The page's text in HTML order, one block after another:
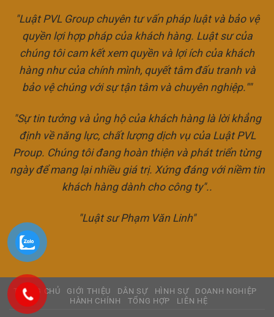
"Luật PVL Group chuyên tư vấn pháp luật và bảo vệ
quyền lợi hợp pháp của khách hàng. Luật sư của
chúng tôi cam kết xem quyền và lợi ích của khách
hàng như của chính mình, quyết tâm đấu tranh và
bảo vệ chúng với sự tận tâm và chuyên nghiệp.""
"Sự tin tưởng và ủng hộ của khách hàng là lời khẳng
định về năng lực, chất lượng dịch vụ của Luật PVL
Proup. Chúng tôi đang hoàn thiện và phát triển từng
ngày để mang lại nhiều giá trị. Xứng đáng với niềm tin
khách hàng dành cho công ty"..
"Luật sư Phạm Văn Linh"
TRANG CHỦ GIỚI THIỆU DÂN SỰ HÌNH SỰ
DOANH NGHIỆP
HÀNH CHÍNH
TỔNG HỢP LIÊN HỆ